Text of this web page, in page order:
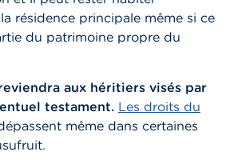
résidence principale même si ce
du patrimoine propre du
aux héritiers visés par
testament. Les droits du
même dans certaines